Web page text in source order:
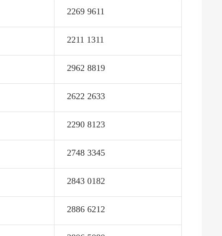
2269 9611
2211 1311
2962 8819
2622 2633
2290 8123
2748 3345
2843 0182
2886 6212